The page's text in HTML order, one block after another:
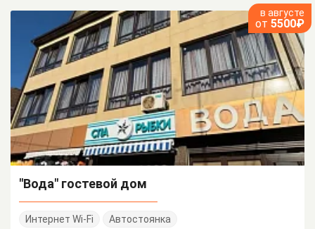
в августе
от 5500₽
"Вода" гостевой дом
Интернет Wi-Fi
Автостоянка